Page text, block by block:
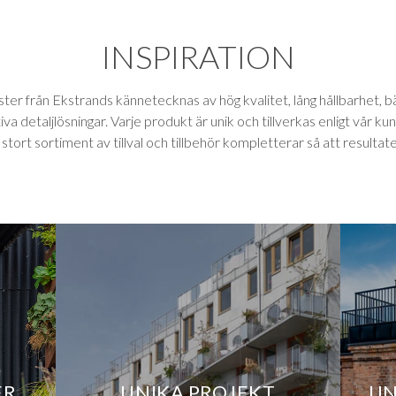
DOLD I-KARM
Ger inredningsarkitektur en ny
FÖNSTER I MASSIV EK
Ledande teknik och exklusiva
HITTA ETT SHOWROOM
Ekstrands har permanenta
orter
INSPIRATION
från Ekstrands kännetecknas av hög kvalitet, lång hållbarhet,
detaljlösningar. Varje produkt är unik och tillverkas enligt vår
stort sortiment av tillval och tillbehör kompletterar så att